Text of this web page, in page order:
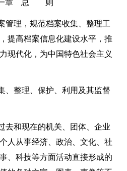
章 总 则
管理，规范档案收集、整理工
提高档案信息化建设水平，推
现代化，为中国特色社会主义
、整理、保护、利用及其监督
去和现在的机关、团体、企业
人从事经济、政治、文化、社
、科技等方面活动直接形成的